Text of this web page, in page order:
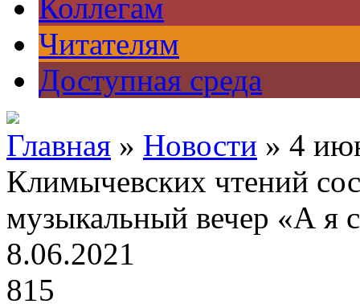
Коллегам
Читателям
Доступная среда
Главная » Новости » 4
Климычевских чтений
музыкальный вечер «А я
8.06.2021
815